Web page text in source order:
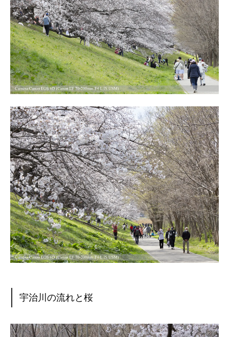
宇治川の流れと桜